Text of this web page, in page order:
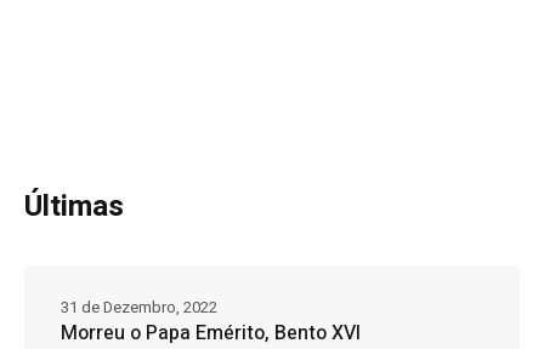
Últimas
Morreu o Papa Emérito, Bento XVI
31 de Dezembro, 2022